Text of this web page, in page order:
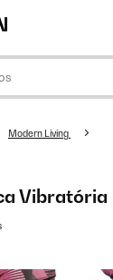
Modern Living
Vibratória